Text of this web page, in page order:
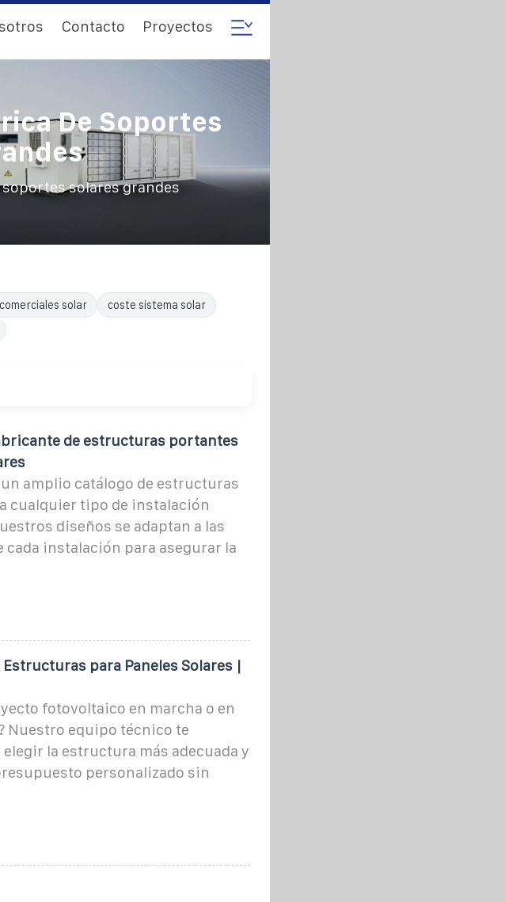
Contacto Proyectos
De Soportes
solares grandes
solar
coste sistema solar
de estructuras portantes
amplio catálogo de estructuras
cualquier tipo de instalación
diseños se adaptan a las
cada instalación para asegurar la
para Paneles Solares |
fotovoltaico en marcha o en
Nuestro equipo técnico te
elegir la estructura más adecuada y
personalizado sin